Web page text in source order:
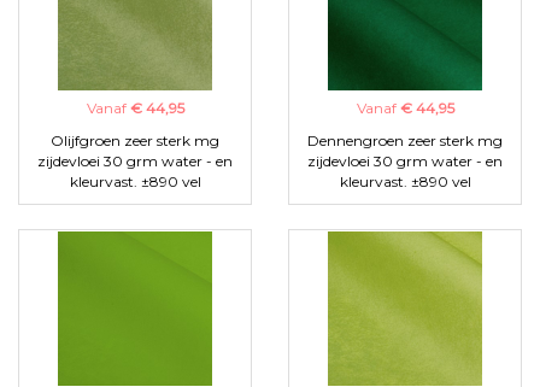
Vanaf € 44,95
Olijfgroen zeer sterk mg
zijdevloei 30 grm water - en
kleurvast. ±890 vel
Vanaf € 44,95
Dennengroen zeer sterk mg
zijdevloei 30 grm water - en
kleurvast. ±890 vel